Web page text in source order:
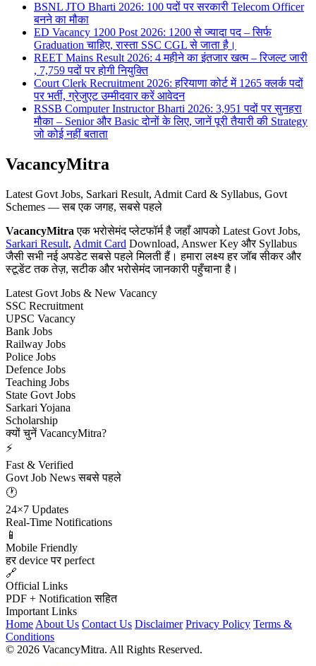
BSNL JTO Bharti 2026: 100 पदों पर सरकारी Telecom Officer
बनने का मौका
ED Vacancy 1200 Post 2026: 1200 से ज्यादा पद – सिर्फ
Graduation चाहिए, रास्ता SSC CGL से जाता है।
REET Mains Result 2026: 4 महीने का इंतजार खत्म – रिजल्ट जारी
, 7,759 पदों पर होगी नियुक्ति
Court Clerk Recruitment 2026: हरियाणा कोर्ट में 1265 क्लर्क पदों
पर भर्ती, ग्रेजुएट उम्मीदवार करें आवेदन
RSSB Computer Instructor Bharti 2026: 3,951 पदों पर सुनहरा
मौका – Senior और Basic दोनों के लिए, जानें पूरी तैयारी की Strategy
जो कोई नहीं बताता
VacancyMitra
Latest Govt Jobs, Sarkari Result, Admit Card & Syllabus, Govt
Schemes — सब एक जगह, सबसे पहले
VacancyMitra एक भरोसेमंद प्लेटफॉर्म है जहाँ आपको Latest Govt Jobs,
Sarkari Result, Admit Card Download, Answer Key और Syllabus
जैसी सभी नई अपडेट सबसे पहले मिलती हैं। हमारा लक्ष्य हर जॉब सीकर और
स्टूडेंट तक तेज़, सटीक और भरोसेमंद जानकारी पहुँचाना है।
Latest Govt Jobs & New Vacancy
SSC Recruitment
UPSC Vacancy
Bank Jobs
Railway Jobs
Police Jobs
Defence Jobs
Teaching Jobs
State Govt Jobs
Sarkari Yojana
Scholarship
क्यों चुनें VacancyMitra?
⚡
Fast & Verified
Govt Job News सबसे पहले
🕐
24×7 Updates
Real-Time Notifications
📱
Mobile Friendly
हर device पर perfect
🔗
Official Links
PDF + Notification सहित
Important Links
Home About Us Contact Us Disclaimer Privacy Policy Terms &
Conditions
© 2026 VacancyMitra. All Rights Reserved.